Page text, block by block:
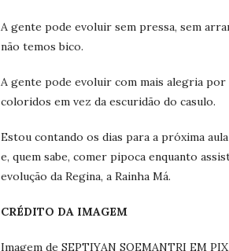
A gente pode evoluir sem pressa, sem
não temos bico.
A gente pode evoluir com mais alegria
coloridos em vez da escuridão do casulo.
Estou contando os dias para a próxima
e, quem sabe, comer pipoca enquanto
evolução da Regina, a Rainha Má.
CRÉDITO DA IMAGEM
Imagem de SEPTIYAN SOEMANTRI EM